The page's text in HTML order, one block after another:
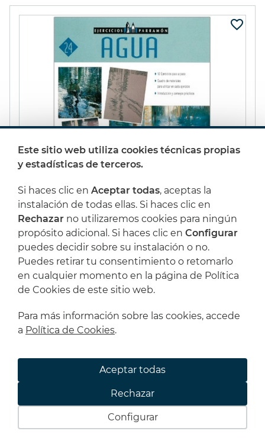
AGUA
15,12 €
Este sitio web utiliza cookies técnicas propias
y estadísticas de terceros.
Si haces clic en Aceptar todas, aceptas la
instalación de todas ellas. Si haces clic en
Rechazar no utilizaremos cookies para ningún
propósito adicional. Si haces clic en Configurar
puedes decidir sobre su instalación o no.
Puedes retirar tu consentimiento o retomarlo
en cualquier momento en la página de Política
de Cookies de este sitio web.
Para más información sobre las cookies, accede
a Política de Cookies.
Aceptar todas
Rechazar
Configurar